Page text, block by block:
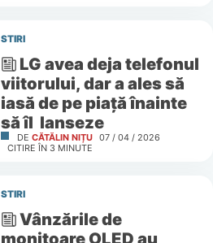
STIRI
LG avea deja telefonul
viitorului, dar a ales să
iasă de pe piață înainte
să îl lanseze
DE CĂTĂLIN NIȚU 07 / 04 / 2026
CITIRE ÎN 3 MINUTE
STIRI
Vânzările de
monitoare OLED au